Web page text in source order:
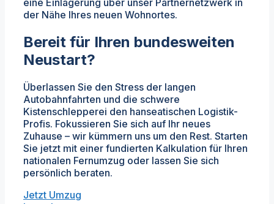
eine Einlagerung über unser Partnernetzwerk in
der Nähe Ihres neuen Wohnortes.
Bereit für Ihren bundesweiten
Neustart?
Überlassen Sie den Stress der langen
Autobahnfahrten und die schwere
Kistenschlepperei den hanseatischen Logistik-
Profis. Fokussieren Sie sich auf Ihr neues
Zuhause – wir kümmern uns um den Rest. Starten
Sie jetzt mit einer fundierten Kalkulation für Ihren
nationalen Fernumzug oder lassen Sie sich
persönlich beraten.
Jetzt Umzug